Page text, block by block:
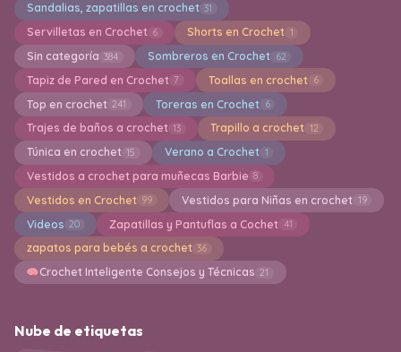
Sandalias, zapatillas en crochet 31
Servilletas en Crochet 6 Shorts en Crochet 1
Sin categoría 384 Sombreros en Crochet 62
Tapiz de Pared en Crochet 7 Toallas en crochet 6
Top en crochet 241 Toreras en Crochet 6
Trajes de baños a crochet 13 Trapillo a crochet 12
Túnica en crochet 15 Verano a Crochet 1
Vestidos a crochet para muñecas Barbie 8
Vestidos en Crochet 99 Vestidos para Niñas en crochet 19
Videos 20 Zapatillas y Pantuflas a Cochet 41
zapatos para bebés a crochet 36
Crochet Inteligente Consejos y Técnicas 21
Nube de etiquetas